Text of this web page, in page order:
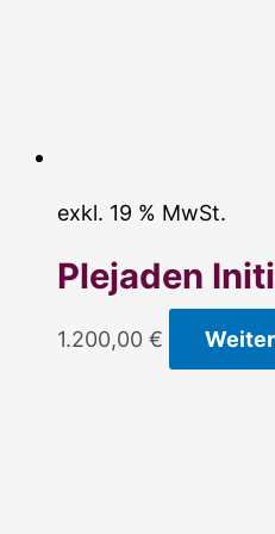
exkl. 19 % MwSt.
Plejaden
1.200,00 €